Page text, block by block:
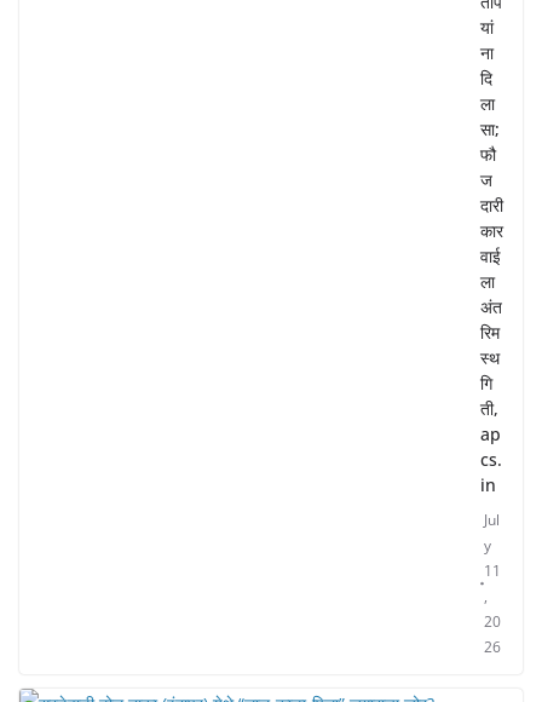
यां
ना
दि
ला
सा;
फौ
ज
दारी
कार
वाई
ला
अंत
रिम
स्थ
गि
ती,
ap
cs.
in
Jul
y
11
,
20
26